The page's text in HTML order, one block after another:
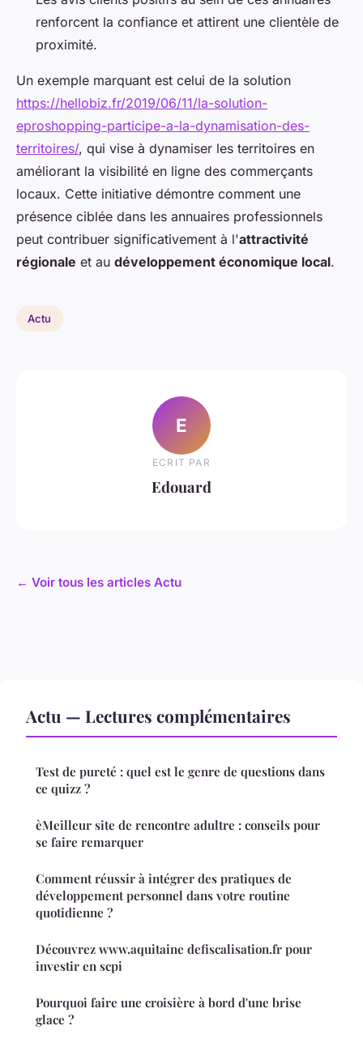
renforcent la confiance et attirent une clientèle de
proximité.
Un exemple marquant est celui de la solution
https://hellobiz.fr/2019/06/11/la-solution-
eproshopping-participe-a-la-dynamisation-des-
territoires/, qui vise à dynamiser les territoires en
améliorant la visibilité en ligne des commerçants
locaux. Cette initiative démontre comment une
présence ciblée dans les annuaires professionnels
peut contribuer significativement à l'attractivité
régionale et au développement économique local.
Actu
E
ECRIT PAR
Edouard
← Voir tous les articles Actu
Actu — Lectures complémentaires
Test de pureté : quel est le genre de questions dans
ce quizz ?
èMeilleur site de rencontre adultre : conseils pour
se faire remarquer
Comment réussir à intégrer des pratiques de
développement personnel dans votre routine
quotidienne ?
Découvrez www.aquitaine defiscalisation.fr pour
investir en scpi
Pourquoi faire une croisière à bord d'une brise
glace ?